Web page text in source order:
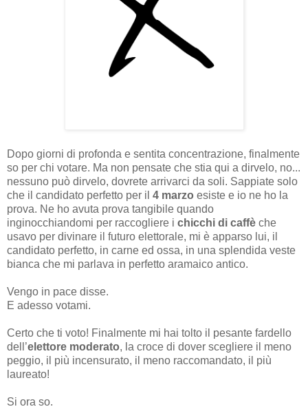
Dopo giorni di profonda e sentita concentrazione, finalmente
so per chi votare. Ma non pensate che stia qui a dirvelo, no...
nessuno può dirvelo, dovrete arrivarci da soli. Sappiate solo
che il candidato perfetto per il 4 marzo esiste e io ne ho la
prova. Ne ho avuta prova tangibile quando
inginocchiandomi per raccogliere i chicchi di caffè che
usavo per divinare il futuro elettorale, mi è apparso lui, il
candidato perfetto, in carne ed ossa, in una splendida veste
bianca che mi parlava in perfetto aramaico antico.
Vengo in pace disse.
E adesso votami.
Certo che ti voto! Finalmente mi hai tolto il pesante fardello
dell’elettore moderato, la croce di dover scegliere il meno
peggio, il più incensurato, il meno raccomandato, il più
laureato!
Si ora so.